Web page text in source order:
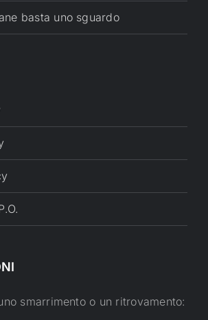
basta uno sguardo
smarrimento o un ritrovamento: